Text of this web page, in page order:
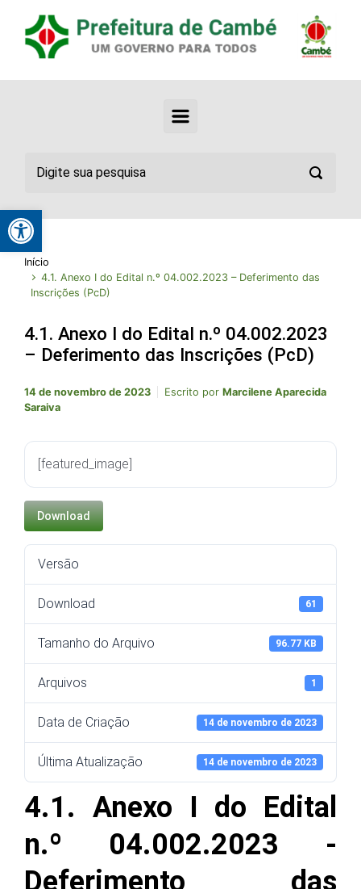
Início
4.1. Anexo I do Edital n.º 04.002.2023 – Deferimento das
Inscrições (PcD)
4.1. Anexo I do Edital n.º 04.002.2023
– Deferimento das Inscrições (PcD)
14 de novembro de 2023 Escrito por Marcilene Aparecida
Saraiva
[featured_image]
Download
Versão
Download 61
Tamanho do Arquivo 96.77 KB
Arquivos 1
Data de Criação 14 de novembro de 2023
Última Atualização 14 de novembro de 2023
4.1. Anexo I do Edital
n.º 04.002.2023 -
Deferimento das
Abrir a barra de ferramentas